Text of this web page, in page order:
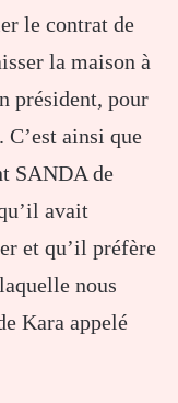
le contrat de
la maison à
président, pour
ainsi que
SANDA de
avait
et qu’il préfère
nous
Kara appelé